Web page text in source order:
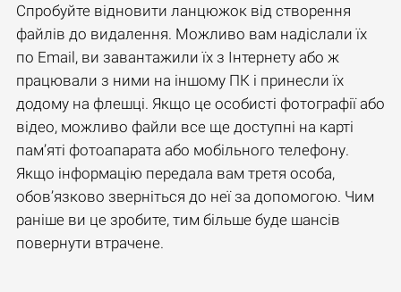
Спробуйте відновити ланцюжок від створення
файлів до видалення. Можливо вам надіслали їх
по Email, ви завантажили їх з Інтернету або ж
працювали з ними на іншому ПК і принесли їх
додому на флешці. Якщо це особисті фотографії або
відео, можливо файли все ще доступні на карті
пам’яті фотоапарата або мобільного телефону.
Якщо інформацію передала вам третя особа,
обов’язково зверніться до неї за допомогою. Чим
раніше ви це зробите, тим більше буде шансів
повернути втрачене.